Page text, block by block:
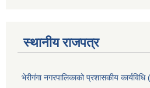
स्थानीय राजपत्र
भेरीगंगा नगरपालिकाको प्रशासकीय